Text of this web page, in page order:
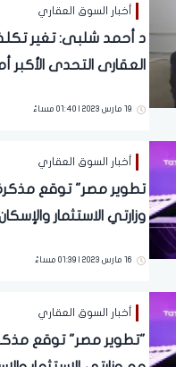
أخبار السوق العقاري
د أحمد شلبى: تغير
العقارى التحدى الأكبر
19 مارس 2023 | 01:40 مساءً
أخبار السوق العقاري
تطوير مصر" توقع
وزارتي الاستثمار
لبحث الفرص الاستثمارية
16 مارس 2023 | 01:39 مساءً
أخبار السوق العقاري
"تطوير مصر" توقع